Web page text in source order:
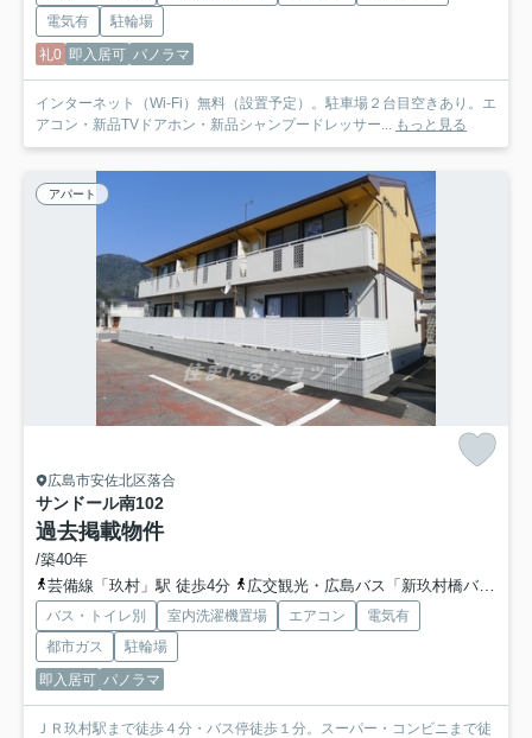
電気有
駐輪場
礼0 即入居可 パノラマ
インターネット（Wi-Fi）無料（設置予定）。駐車場２台目空きあり。エ
アコン・新品TVドアホン・新品シャンプードレッサー...
もっと見る
アパート
広島市安佐北区落合
サンドール南102
過去掲載物件
/築40年
芸備線「玖村」駅 徒歩4分
広交観光・広島バス「新玖村橋バス停」バス停下車 徒歩1分
バス・トイレ別 室内洗濯機置場 エアコン
電気有
都市ガス
駐輪場
即入居可 パノラマ
ＪＲ玖村駅まで徒歩４分・バス停徒歩１分。スーパー・コンビニまで徒